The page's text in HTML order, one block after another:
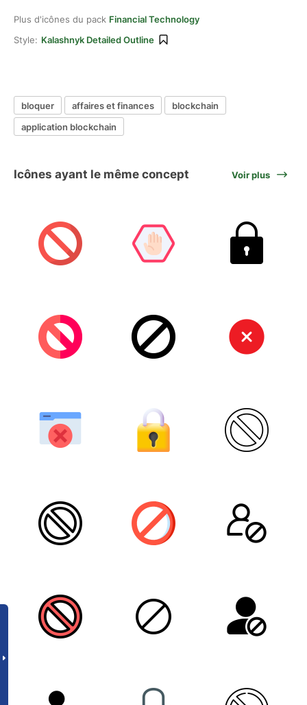
Plus d'icônes du pack Financial Technology
Style: Kalashnyk Detailed Outline
bloquer affaires et finances
blockchain
application blockchain
Icônes ayant le même concept Voir plus